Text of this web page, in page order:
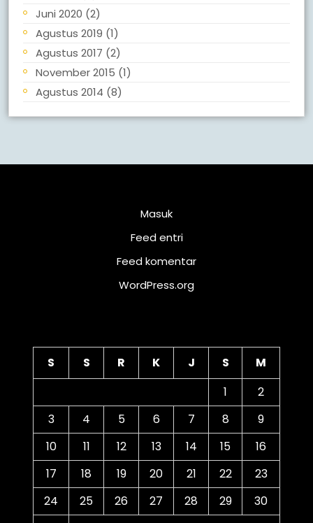
Juni 2020 (2)
Agustus 2019 (1)
Agustus 2017 (2)
November 2015 (1)
Agustus 2014 (8)
Masuk
Feed entri
Feed komentar
WordPress.org
S S R K J S
M
1
2
3
4 5 6 7 8
9
10
11 12 13 14 15
16
17
18 19 20 21 22
23
24
25 26 27 28 29
30